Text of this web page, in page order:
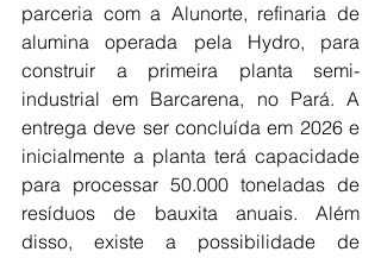
parceria com a Alunorte, refinaria de
alumina operada pela Hydro, para
construir a primeira planta semi-
industrial em Barcarena, no Pará. A
entrega deve ser concluída em 2026 e
inicialmente a planta terá capacidade
para processar 50.000 toneladas de
resíduos de bauxita anuais. Além
disso, existe a possibilidade de